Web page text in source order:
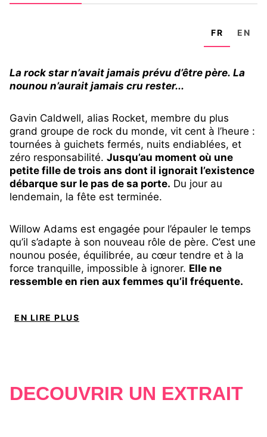
FR EN
La rock star n’avait jamais prévu d’être père. La
nounou n’aurait jamais cru rester...
Gavin Caldwell, alias Rocket, membre du plus
grand groupe de rock du monde, vit cent à l’heure :
tournées à guichets fermés, nuits endiablées, et
zéro responsabilité. Jusqu’au moment où une
petite fille de trois ans dont il ignorait l’existence
débarque sur le pas de sa porte. Du jour au
lendemain, la fête est terminée.
Willow Adams est engagée pour l’épauler le temps
qu’il s’adapte à son nouveau rôle de père. C’est une
nounou posée, équilibrée, au cœur tendre et à la
force tranquille, impossible à ignorer. Elle ne
ressemble en rien aux femmes qu’il fréquente.
Rocket n’avait jamais voulu être père. Mais
EN LIRE PLUS
DÉCOUVRIR UN EXTRAIT